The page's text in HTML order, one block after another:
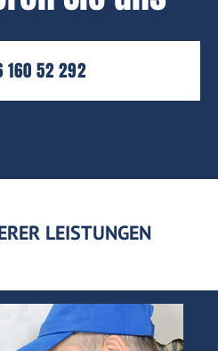
160 52 292
LEISTUNGEN